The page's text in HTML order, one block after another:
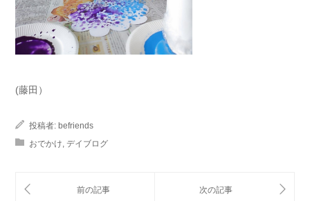
(藤田）
投稿者: befriends
おでかけ, デイブログ